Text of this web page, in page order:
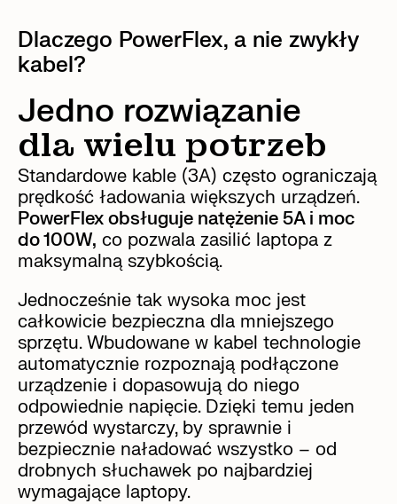
Dlaczego PowerFlex, a nie zwykły
kabel?
Jedno rozwiązanie
dla wielu potrzeb
Standardowe kable (3A) często ograniczają
prędkość ładowania większych urządzeń.
PowerFlex obsługuje natężenie 5A i moc
do 100W, co pozwala zasilić laptopa z
maksymalną szybkością.
Jednocześnie tak wysoka moc jest
całkowicie bezpieczna dla mniejszego
sprzętu. Wbudowane w kabel technologie
automatycznie rozpoznają podłączone
urządzenie i dopasowują do niego
odpowiednie napięcie. Dzięki temu jeden
przewód wystarczy, by sprawnie i
bezpiecznie naładować wszystko – od
drobnych słuchawek po najbardziej
wymagające laptopy.